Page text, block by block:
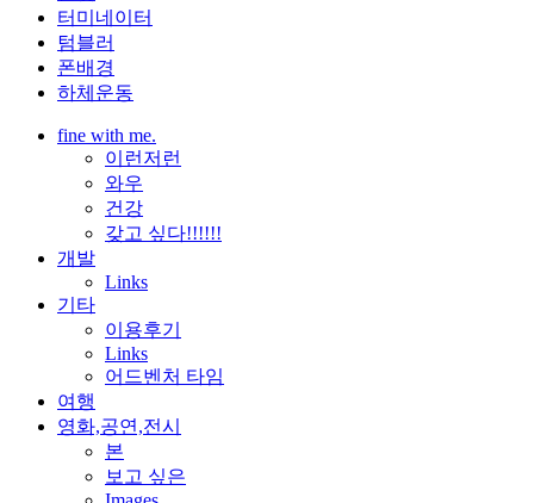
터미네이터
텀블러
폰배경
하체운동
fine with me.
이런저런
와우
건강
갖고 싶다!!!!!!
개발
Links
기타
이용후기
Links
어드벤처 타임
여행
영화,공연,전시
본
보고 싶은